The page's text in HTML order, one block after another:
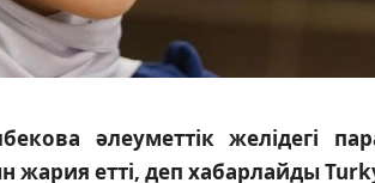
әлеуметтік желідегі
етті, деп хабарлайды